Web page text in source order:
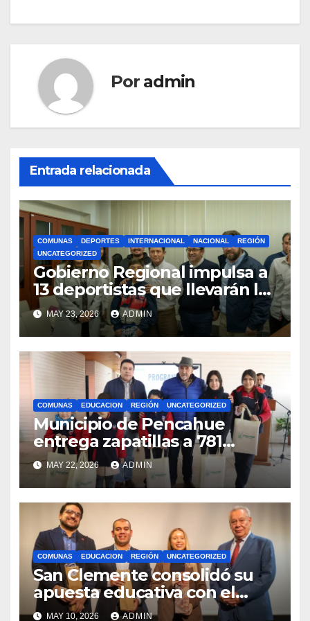
Por admin
Entrada relacionada
COMUNAS DEPORTES INTERNACIONAL NACIONAL
REGIÓN
UNCATEGORIZED
Gobierno Regional impulsa a
13 deportistas que llevarán la
bandera maulina a
competencias
internacionales
MAY 23, 2026 ADMIN
COMUNAS EDUCACION REGIÓN UNCATEGORIZED
Municipio de Pencahue
entrega zapatillas a 781
estudiantes con recursos del
Royalty Minero
MAY 22, 2026 ADMIN
COMUNAS EDUCACION REGIÓN UNCATEGORIZED
San Clemente consolidó su
apuesta educativa con el
lanzamiento del
MAY 10, 2026 ADMIN